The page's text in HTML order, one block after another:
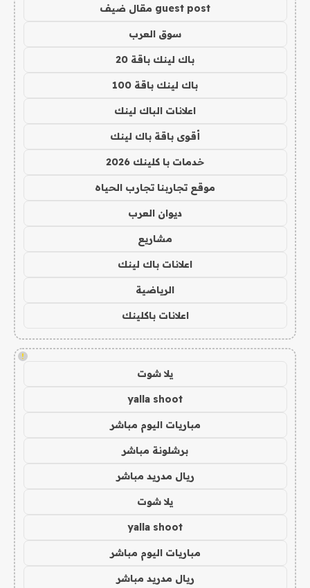
guest post مقال ضيف
سوق العرب
باك لينك باقة 20
باك لينك باقة 100
اعلانات الباك لينك
أقوى باقة باك لينك
خدمات با كلينك 2026
موقع تجاربنا تجارب الحياه
ديوان العرب
مشاريع
اعلانات باك لينك
الرياضية
اعلانات باكلينك
!
يلا شوت
yalla shoot
مباريات اليوم مباشر
برشلونة مباشر
ريال مدريد مباشر
يلا شوت
yalla shoot
مباريات اليوم مباشر
ريال مدريد مباشر